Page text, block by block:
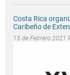
Costa Rica
Caribeño de
15 de Febrero 2021